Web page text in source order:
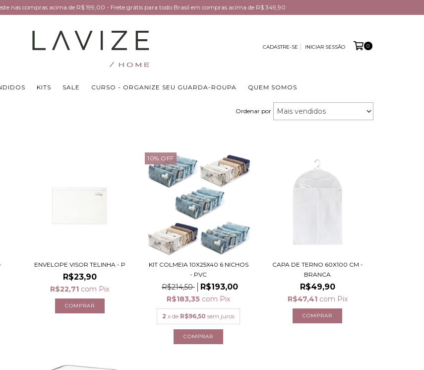
nas compras acima de R$ 199,00 - Frete grátis para todo Brasil em compras acima de R$ 349,90
CADASTRE-SE INICIAR SESSÃO 0
KITS SALE CURSO - ORGANIZE SEU GUARDA-ROUPA QUEM SOMOS
Ordenar por
ENVELOPE VISOR TELINHA - P
R$23,90
R$22,71 com Pix
10% OFF
KIT COLMEIA 10X25X40 6 NICHOS
- PVC
R$214,50 R$193,00
R$183,35 com Pix
2 x de R$96,50 sem juros
CAPA DE TERNO 60X100 CM -
BRANCA
R$49,90
R$47,41 com Pix